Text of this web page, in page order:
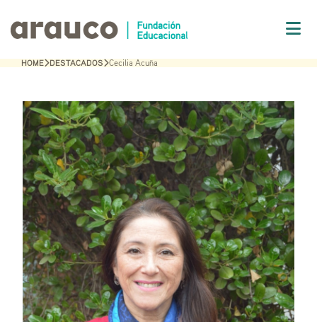
HOME DESTACADOS Cecilia Acuña